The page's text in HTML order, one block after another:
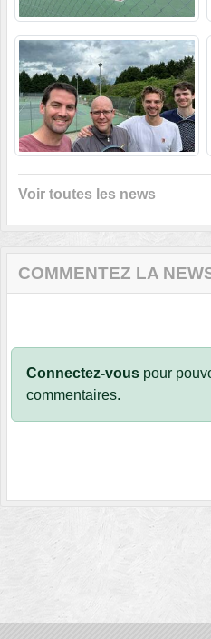
Voir toutes les news
COMMENTEZ LA
Connectez-vous pour
commentaires.